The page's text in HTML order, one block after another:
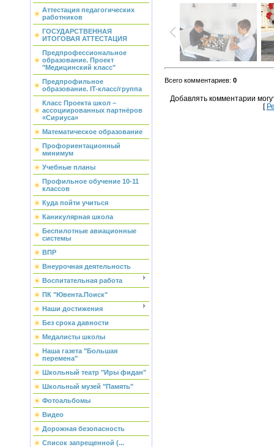
Аттестация педагогических
работников
ГОСУДАРСТВЕННАЯ
ИТОГОВАЯ АТТЕСТАЦИЯ
Предпрофессиональное
образование. Проект
"Медицинский класс"
Предпрофильное
образование. IT-класс/группа
Класс Проекта школ –
ассоциированных партнёров
«Сириуса»
Математическое образование
Профориентационный
минимум
Учебные планы
Профильное обучение 10-11
классов
Куда пойти учиться
Каникулярная школа
Беспилотные авиационные
системы
ВПР
Внеурочная деятельность
Воспитательная работа
ПК "Ювента.Поиск"
Наши достижения
Без срока давности
Медалисты школы
Наша газета "Большая
перемена"
Школьный театр "Иры фидан"
Школьный музей "Память"
Фотоальбомы
Видео
Дорожная безопасность
Список запрещенной (...
Всего комментариев: 0
Добавлять комментарии
[